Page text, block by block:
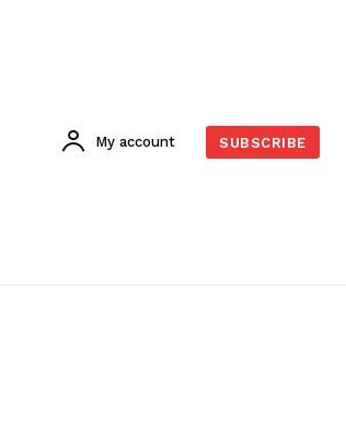
My account SUBSCRIBE